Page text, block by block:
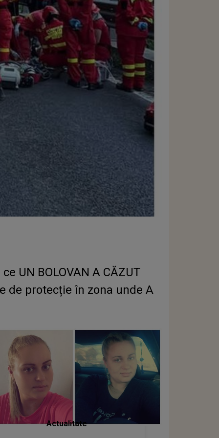
UN BOLOVAN A CĂZUT
de protecție în zona unde A
Actualitate